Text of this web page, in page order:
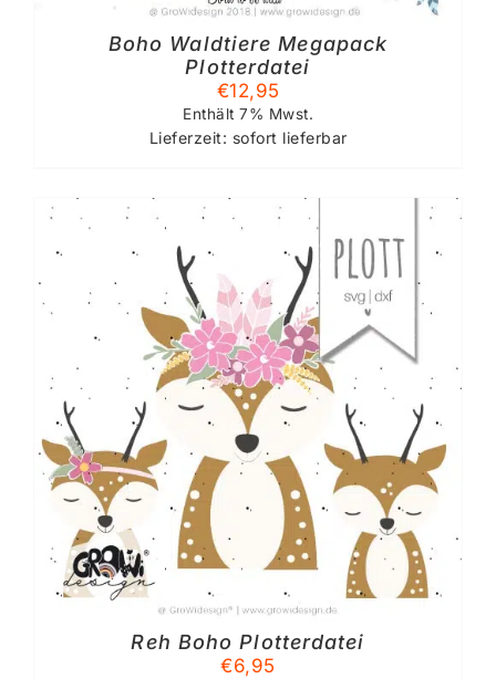
Boho Waldtiere Megapack
Plotterdatei
€12,95
Enthält 7% Mwst.
Lieferzeit: sofort lieferbar
Reh Boho Plotterdatei
€6,95